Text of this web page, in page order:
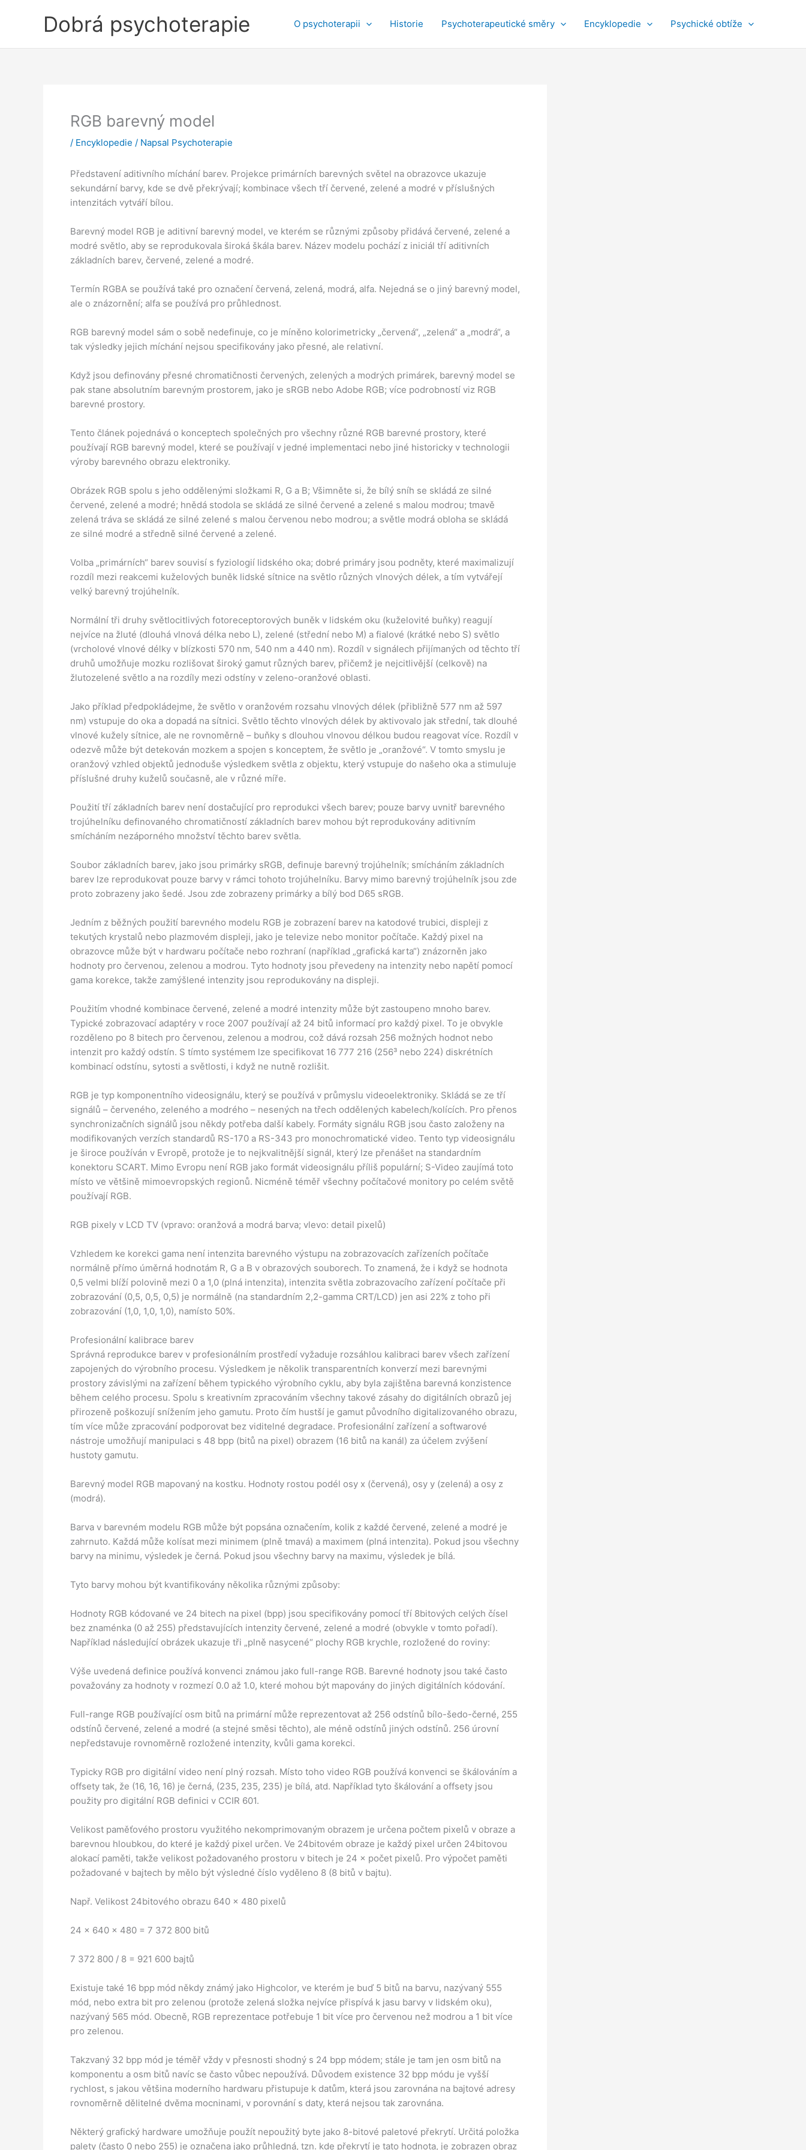
Dobrá psychoterapie O psychoterapii Historie Psychoterapeutické směry Encyklopedie Psychické obtíže
RGB barevný model
/ Encyklopedie / Napsal Psychoterapie
Představení aditivního míchání barev. Projekce primárních barevných světel na obrazovce ukazuje
sekundární barvy, kde se dvě překrývají; kombinace všech tří červené, zelené a modré v příslušných
intenzitách vytváří bílou.
Barevný model RGB je aditivní barevný model, ve kterém se různými způsoby přidává červené, zelené a
modré světlo, aby se reprodukovala široká škála barev. Název modelu pochází z iniciál tří aditivních
základních barev, červené, zelené a modré.
Termín RGBA se používá také pro označení červená, zelená, modrá, alfa. Nejedná se o jiný barevný model,
ale o znázornění; alfa se používá pro průhlednost.
RGB barevný model sám o sobě nedefinuje, co je míněno kolorimetricky „červená“, „zelená“ a „modrá“, a
tak výsledky jejich míchání nejsou specifikovány jako přesné, ale relativní.
Když jsou definovány přesné chromatičnosti červených, zelených a modrých primárek, barevný model se
pak stane absolutním barevným prostorem, jako je sRGB nebo Adobe RGB; více podrobností viz RGB
barevné prostory.
Tento článek pojednává o konceptech společných pro všechny různé RGB barevné prostory, které
používají RGB barevný model, které se používají v jedné implementaci nebo jiné historicky v technologii
výroby barevného obrazu elektroniky.
Obrázek RGB spolu s jeho oddělenými složkami R, G a B; Všimněte si, že bílý sníh se skládá ze silné
červené, zelené a modré; hnědá stodola se skládá ze silné červené a zelené s malou modrou; tmavě
zelená tráva se skládá ze silné zelené s malou červenou nebo modrou; a světle modrá obloha se skládá
ze silné modré a středně silné červené a zelené.
Volba „primárních“ barev souvisí s fyziologií lidského oka; dobré primáry jsou podněty, které maximalizují
rozdíl mezi reakcemi kuželových buněk lidské sítnice na světlo různých vlnových délek, a tím vytvářejí
velký barevný trojúhelník.
Normální tři druhy světlocitlivých fotoreceptorových buněk v lidském oku (kuželovité buňky) reagují
nejvíce na žluté (dlouhá vlnová délka nebo L), zelené (střední nebo M) a fialové (krátké nebo S) světlo
(vrcholové vlnové délky v blízkosti 570 nm, 540 nm a 440 nm). Rozdíl v signálech přijímaných od těchto tří
druhů umožňuje mozku rozlišovat široký gamut různých barev, přičemž je nejcitlivější (celkově) na
žlutozelené světlo a na rozdíly mezi odstíny v zeleno-oranžové oblasti.
Jako příklad předpokládejme, že světlo v oranžovém rozsahu vlnových délek (přibližně 577 nm až 597
nm) vstupuje do oka a dopadá na sítnici. Světlo těchto vlnových délek by aktivovalo jak střední, tak dlouhé
vlnové kužely sítnice, ale ne rovnoměrně – buňky s dlouhou vlnovou délkou budou reagovat více. Rozdíl v
odezvě může být detekován mozkem a spojen s konceptem, že světlo je „oranžové“. V tomto smyslu je
oranžový vzhled objektů jednoduše výsledkem světla z objektu, který vstupuje do našeho oka a stimuluje
příslušné druhy kuželů současně, ale v různé míře.
Použití tří základních barev není dostačující pro reprodukci všech barev; pouze barvy uvnitř barevného
trojúhelníku definovaného chromatičností základních barev mohou být reprodukovány aditivním
smícháním nezáporného množství těchto barev světla.
Soubor základních barev, jako jsou primárky sRGB, definuje barevný trojúhelník; smícháním základních
barev lze reprodukovat pouze barvy v rámci tohoto trojúhelníku. Barvy mimo barevný trojúhelník jsou zde
proto zobrazeny jako šedé. Jsou zde zobrazeny primárky a bílý bod D65 sRGB.
Jedním z běžných použití barevného modelu RGB je zobrazení barev na katodové trubici, displeji z
tekutých krystalů nebo plazmovém displeji, jako je televize nebo monitor počítače. Každý pixel na
obrazovce může být v hardwaru počítače nebo rozhraní (například „grafická karta“) znázorněn jako
hodnoty pro červenou, zelenou a modrou. Tyto hodnoty jsou převedeny na intenzity nebo napětí pomocí
gama korekce, takže zamýšlené intenzity jsou reprodukovány na displeji.
Použitím vhodné kombinace červené, zelené a modré intenzity může být zastoupeno mnoho barev.
Typické zobrazovací adaptéry v roce 2007 používají až 24 bitů informací pro každý pixel. To je obvykle
rozděleno po 8 bitech pro červenou, zelenou a modrou, což dává rozsah 256 možných hodnot nebo
intenzit pro každý odstín. S tímto systémem lze specifikovat 16 777 216 (256³ nebo 224) diskrétních
kombinací odstínu, sytosti a světlosti, i když ne nutně rozlišit.
RGB je typ komponentního videosignálu, který se používá v průmyslu videoelektroniky. Skládá se ze tří
signálů – červeného, zeleného a modrého – nesených na třech oddělených kabelech/kolících. Pro přenos
synchronizačních signálů jsou někdy potřeba další kabely. Formáty signálu RGB jsou často založeny na
modifikovaných verzích standardů RS-170 a RS-343 pro monochromatické video. Tento typ videosignálu
je široce používán v Evropě, protože je to nejkvalitnější signál, který lze přenášet na standardním
konektoru SCART. Mimo Evropu není RGB jako formát videosignálu příliš populární; S-Video zaujímá toto
místo ve většině mimoevropských regionů. Nicméně téměř všechny počítačové monitory po celém světě
používají RGB.
RGB pixely v LCD TV (vpravo: oranžová a modrá barva; vlevo: detail pixelů)
Vzhledem ke korekci gama není intenzita barevného výstupu na zobrazovacích zařízeních počítače
normálně přímo úměrná hodnotám R, G a B v obrazových souborech. To znamená, že i když se hodnota
0,5 velmi blíží polovině mezi 0 a 1,0 (plná intenzita), intenzita světla zobrazovacího zařízení počítače při
zobrazování (0,5, 0,5, 0,5) je normálně (na standardním 2,2-gamma CRT/LCD) jen asi 22% z toho při
zobrazování (1,0, 1,0, 1,0), namísto 50%.
Profesionální kalibrace barev
Správná reprodukce barev v profesionálním prostředí vyžaduje rozsáhlou kalibraci barev všech zařízení
zapojených do výrobního procesu. Výsledkem je několik transparentních konverzí mezi barevnými
prostory závislými na zařízení během typického výrobního cyklu, aby byla zajištěna barevná konzistence
během celého procesu. Spolu s kreativním zpracováním všechny takové zásahy do digitálních obrazů jej
přirozeně poškozují snížením jeho gamutu. Proto čím hustší je gamut původního digitalizovaného obrazu,
tím více může zpracování podporovat bez viditelné degradace. Profesionální zařízení a softwarové
nástroje umožňují manipulaci s 48 bpp (bitů na pixel) obrazem (16 bitů na kanál) za účelem zvýšení
hustoty gamutu.
Barevný model RGB mapovaný na kostku. Hodnoty rostou podél osy x (červená), osy y (zelená) a osy z
(modrá).
Barva v barevném modelu RGB může být popsána označením, kolik z každé červené, zelené a modré je
zahrnuto. Každá může kolísat mezi minimem (plně tmavá) a maximem (plná intenzita). Pokud jsou všechny
barvy na minimu, výsledek je černá. Pokud jsou všechny barvy na maximu, výsledek je bílá.
Tyto barvy mohou být kvantifikovány několika různými způsoby:
Hodnoty RGB kódované ve 24 bitech na pixel (bpp) jsou specifikovány pomocí tří 8bitových celých čísel
bez znaménka (0 až 255) představujících intenzity červené, zelené a modré (obvykle v tomto pořadí).
Například následující obrázek ukazuje tři „plně nasycené“ plochy RGB krychle, rozložené do roviny:
Výše uvedená definice používá konvenci známou jako full-range RGB. Barevné hodnoty jsou také často
považovány za hodnoty v rozmezí 0.0 až 1.0, které mohou být mapovány do jiných digitálních kódování.
Full-range RGB používající osm bitů na primární může reprezentovat až 256 odstínů bílo-šedo-černé, 255
odstínů červené, zelené a modré (a stejné směsi těchto), ale méně odstínů jiných odstínů. 256 úrovní
nepředstavuje rovnoměrně rozložené intenzity, kvůli gama korekci.
Typicky RGB pro digitální video není plný rozsah. Místo toho video RGB používá konvenci se škálováním a
offsety tak, že (16, 16, 16) je černá, (235, 235, 235) je bílá, atd. Například tyto škálování a offsety jsou
použity pro digitální RGB definici v CCIR 601.
Velikost paměťového prostoru využitého nekomprimovaným obrazem je určena počtem pixelů v obraze a
barevnou hloubkou, do které je každý pixel určen. Ve 24bitovém obraze je každý pixel určen 24bitovou
alokací paměti, takže velikost požadovaného prostoru v bitech je 24 × počet pixelů. Pro výpočet paměti
požadované v bajtech by mělo být výsledné číslo vyděleno 8 (8 bitů v bajtu).
Např. Velikost 24bitového obrazu 640 × 480 pixelů
24 × 640 × 480 = 7 372 800 bitů
7 372 800 / 8 = 921 600 bajtů
Existuje také 16 bpp mód někdy známý jako Highcolor, ve kterém je buď 5 bitů na barvu, nazývaný 555
mód, nebo extra bit pro zelenou (protože zelená složka nejvíce přispívá k jasu barvy v lidském oku),
nazývaný 565 mód. Obecně, RGB reprezentace potřebuje 1 bit více pro červenou než modrou a 1 bit více
pro zelenou.
Takzvaný 32 bpp mód je téměř vždy v přesnosti shodný s 24 bpp módem; stále je tam jen osm bitů na
komponentu a osm bitů navíc se často vůbec nepoužívá. Důvodem existence 32 bpp módu je vyšší
rychlost, s jakou většina moderního hardwaru přistupuje k datům, která jsou zarovnána na bajtové adresy
rovnoměrně dělitelné dvěma mocninami, v porovnání s daty, která nejsou tak zarovnána.
Některý grafický hardware umožňuje použít nepoužitý byte jako 8-bitové paletové překrytí. Určitá položka
palety (často 0 nebo 255) je označena jako průhledná, tzn. kde překrytí je tato hodnota, je zobrazen obraz